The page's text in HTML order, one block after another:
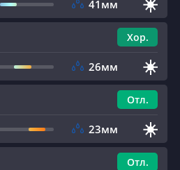
41мм ☀️
Хор.
26мм ☀️
Отл.
23мм ☀️
Отл.